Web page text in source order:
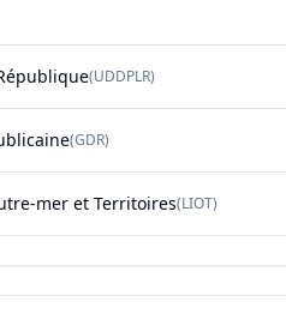
(UDDPLR)
(GDR)
mer et Territoires(LIOT)